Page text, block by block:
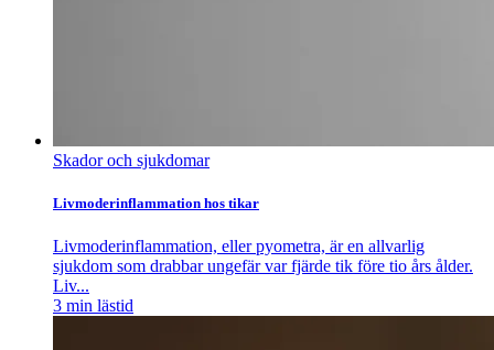
Skador och sjukdomar
Livmoderinflammation hos tikar
Livmoderinflammation, eller pyometra, är en allvarlig
sjukdom som drabbar ungefär var fjärde tik före tio års ålder.
Liv...
3 min lästid